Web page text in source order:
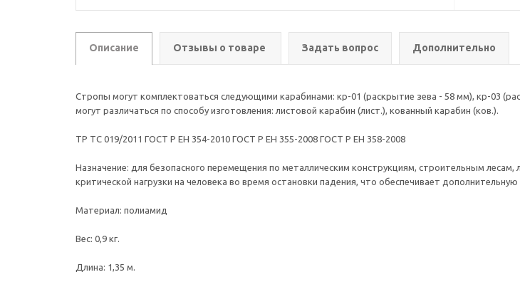
Описание Отзывы о товаре Задать вопрос Дополнительно
Стропы могут комплектоваться следующими карабинами: кр-01 (раскрытие зева - 58 мм), кр-03
могут различаться по способу изготовления: листовой карабин (лист.), кованный карабин (ков.).
ТР ТС 019/2011 ГОСТ Р ЕН 354-2010 ГОСТ Р ЕН 355-2008 ГОСТ Р ЕН 358-2008
Назначение: для безопасного перемещения по металлическим конструкциям, строительным
критической нагрузки на человека во время остановки падения, что
Материал: полиамид
Вес: 0,9 кг.
Длина: 1,35 м.